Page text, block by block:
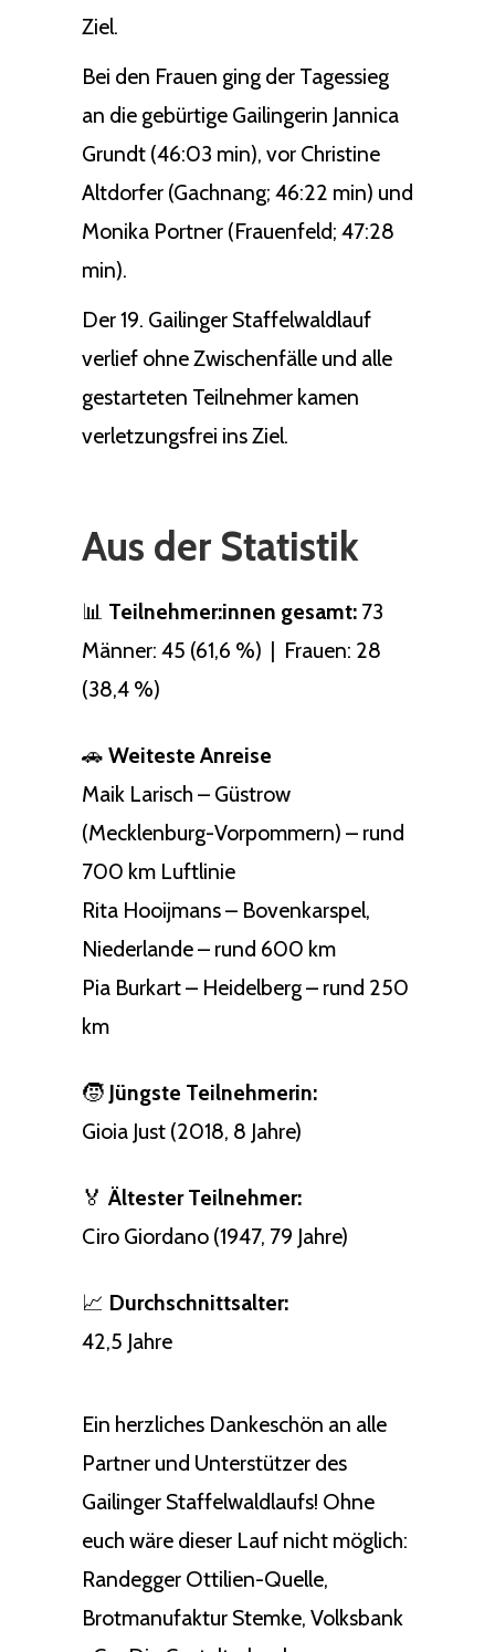
Ziel.
Bei den Frauen ging der Tagessieg
an die gebürtige Gailingerin Jannica
Grundt (46:03 min), vor Christine
Altdorfer (Gachnang; 46:22 min) und
Monika Portner (Frauenfeld; 47:28
min).
Der 19. Gailinger Staffelwaldlauf
verlief ohne Zwischenfälle und alle
gestarteten Teilnehmer kamen
verletzungsfrei ins Ziel.
Aus der Statistik
📊 Teilnehmer:innen gesamt: 73
Männer: 45 (61,6 %) | Frauen: 28
(38,4 %)
🚗 Weiteste Anreise
Maik Larisch – Güstrow
(Mecklenburg-Vorpommern) – rund
700 km Luftlinie
Rita Hooijmans – Bovenkarspel,
Niederlande – rund 600 km
Pia Burkart – Heidelberg – rund 250
km
🧒 Jüngste Teilnehmerin:
Gioia Just (2018, 8 Jahre)
🏅 Ältester Teilnehmer:
Ciro Giordano (1947, 79 Jahre)
📈 Durchschnittsalter:
42,5 Jahre
Ein herzliches Dankeschön an alle
Partner und Unterstützer des
Gailinger Staffelwaldlaufs! Ohne
euch wäre dieser Lauf nicht möglich:
Randegger Ottilien-Quelle,
Brotmanufaktur Stemke, Volksbank